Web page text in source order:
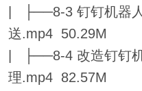
| ├──8-3 钉钉机器
送.mp4 50.29M
| ├──8-4 改造钉钉
理.mp4 82.57M